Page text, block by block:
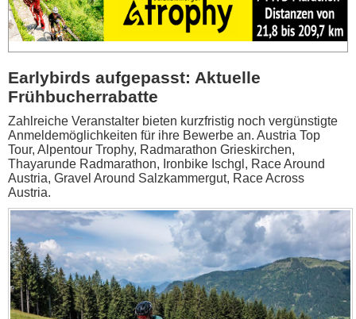
Earlybirds aufgepasst: Aktuelle
Frühbucherrabatte
Zahlreiche Veranstalter bieten kurzfristig noch vergünstigte
Anmeldemöglichkeiten für ihre Bewerbe an. Austria Top
Tour, Alpentour Trophy, Radmarathon Grieskirchen,
Thayarunde Radmarathon, Ironbike Ischgl, Race Around
Austria, Gravel Around Salzkammergut, Race Across
Austria.